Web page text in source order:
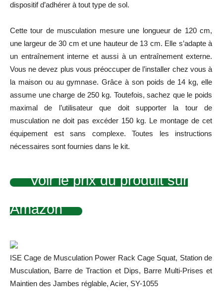
dispositif d’adhérer à tout type de sol.
Cette tour de musculation mesure une longueur de 120 cm,
une largeur de 30 cm et une hauteur de 13 cm. Elle s’adapte à
un entraînement interne et aussi à un entraînement externe.
Vous ne devez plus vous préoccuper de l’installer chez vous à
la maison ou au gymnase. Grâce à son poids de 14 kg, elle
assume une charge de 250 kg. Toutefois, sachez que le poids
maximal de l’utilisateur que doit supporter la tour de
musculation ne doit pas excéder 150 kg. Le montage de cet
équipement est sans complexe. Toutes les instructions
nécessaires sont fournies dans le kit.
Voir le prix du produit sur
Amazon
ISE Cage de Musculation Power Rack Cage Squat, Station de
Musculation, Barre de Traction et Dips, Barre Multi-Prises et
Maintien des Jambes réglable, Acier, SY-1055